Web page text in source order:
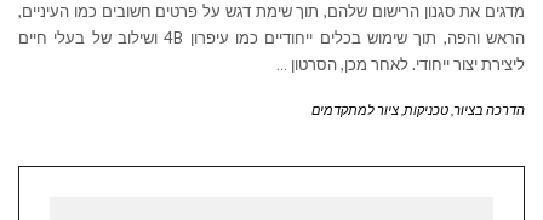
מדגים את סגנון הרישום שלהם, תוך שימת דגש על פרטים חשובים כמו העיניים,
הראש והפה, תוך שימוש בכלים ייחודיים כמו עיפרון 4B ושילוב של בעלי חיים
ליצירת יצור ייחודי. לאחר מכן, הסרטון …
הדרכה בציור טכניקות ציור למתקדמים